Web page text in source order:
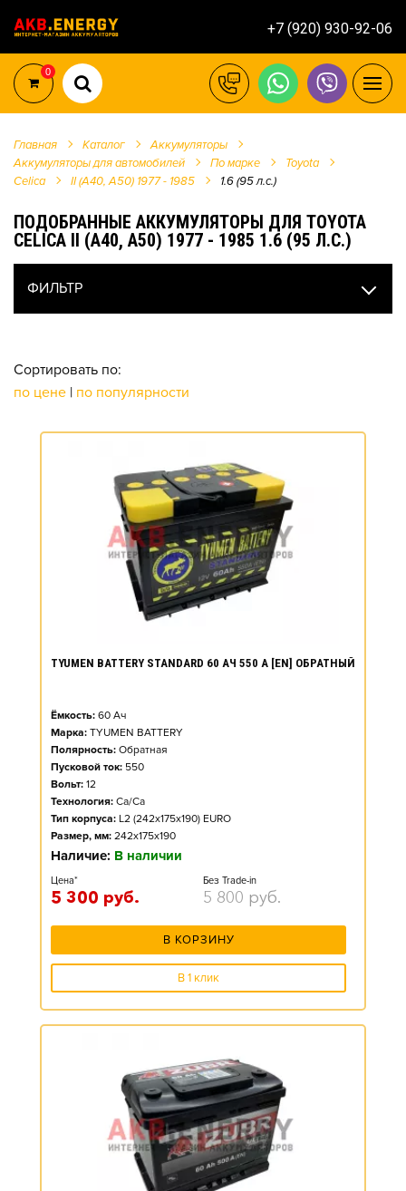
+7 (920) 930-92-06
0
Главная Каталог
Аккумуляторы
Аккумуляторы для автомобилей
По марке
Toyota
Celica
II (A40, A50) 1977 - 1985 1.6 (95 л.с.)
ПОДОБРАННЫЕ АККУМУЛЯТОРЫ ДЛЯ TOYOTA
CELICA II (A40, A50) 1977 - 1985 1.6 (95 Л.С.)
ФИЛЬТР
Сортировать по:
по цене | по популярности
TYUMEN BATTERY STANDARD 60 АЧ 550 А [EN] ОБРАТНЫЙ
Ёмкость: 60 Ач
Марка: TYUMEN BATTERY
Полярность: Обратная
Пусковой ток: 550
Вольт: 12
Технология: Ca/Ca
Тип корпуса: L2 (242x175x190) EURO
Размер, мм: 242x175x190
Наличие: В наличии
Цена*
5 300 руб.
Без Trade-in
5 800 руб.
В КОРЗИНУ
В 1 клик